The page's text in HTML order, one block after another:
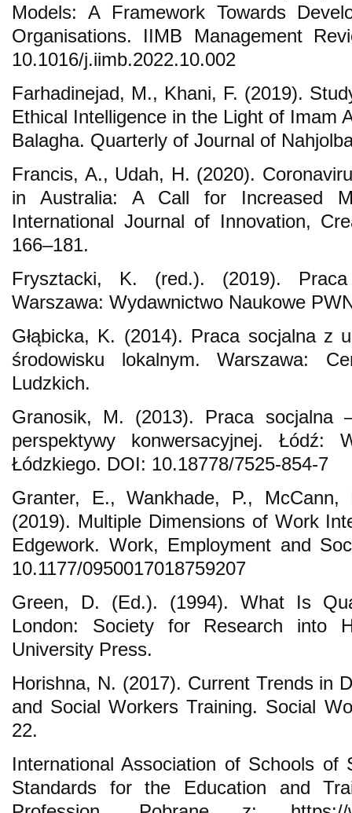
Models: A Framework Towards
Organisations. IIMB Management
10.1016/j.iimb.2022.10.002
Farhadinejad, M., Khani, F. (2019).
Ethical Intelligence in the Light of Imam
Balagha. Quarterly of Journal of
Francis, A., Udah, H. (2020).
in Australia: A Call for Increased
International Journal of Innovation,
166–181.
Frysztacki, K. (red.). (2019).
Warszawa: Wydawnictwo Naukowe
Głąbicka, K. (2014). Praca socjalna z
środowisku lokalnym. Warszawa:
Ludzkich.
Granosik, M. (2013). Praca socjalna
perspektywy konwersacyjnej. Łódź:
Łódzkiego. DOI: 10.18778/7525-854-7
Granter, E., Wankhade, P.,
(2019). Multiple Dimensions of Work
Edgework. Work, Employment and
10.1177/0950017018759207
Green, D. (Ed.). (1994). What Is
London: Society for Research into
University Press.
Horishna, N. (2017). Current Trends in
and Social Workers Training. Social
22.
International Association of Schools of
Standards for the Education and